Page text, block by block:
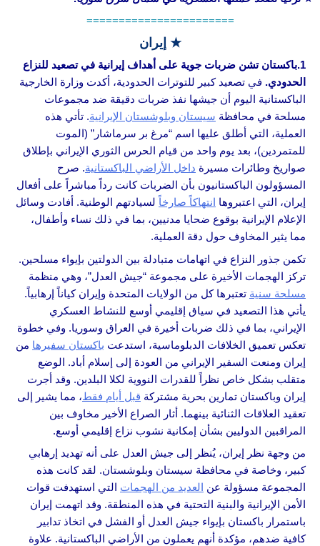
=======================
★ إيران
1.باكستان تشن ضربات جوية على أهداف إيرانية في تصعيد للنزاع
الحدودي. في تصعيد كبير للتوترات الحدودية، أكدت وزارة الخارجية
الباكستانية اليوم أن جيشها نفذ ضربات دقيقة ضد مجموعات
مسلحة في محافظة سيستان وبلوشستان الإيرانية. تأتي هذه
العملية، التي أطلق عليها اسم “مرغ بر سرماشار” (الموت
للمتمردين)، بعد يوم واحد من قيام الحرس الثوري الإيراني بإطلاق
صواريخ وطائرات مسيرة داخل الأراضي الباكستانية. صرح
المسؤولون الباكستانيون بأن الضربات كانت رداً مباشراً على أفعال
إيران، التي اعتبروها انتهاكاً صارخاً لسيادتهم الوطنية. أفادت وسائل
الإعلام الإيرانية بوقوع ضحايا مدنيين، بما في ذلك نساء وأطفال،
مما يثير المخاوف حول دقة العملية.
تكمن جذور النزاع في اتهامات متبادلة بين الدولتين بإيواء مسلحين.
تركز الهجمات الأخيرة على مجموعة “جيش العدل”، وهي منظمة
مسلحة سنية تعتبرها كل من الولايات المتحدة وإيران كياناً إرهابياً.
يأتي هذا التصعيد في سياق إقليمي أوسع للنشاط العسكري
الإيراني، بما في ذلك ضربات أخيرة في العراق وسوريا. وفي خطوة
تعكس تعميق الخلافات الدبلوماسية، استدعت باكستان سفيرها من
إيران ومنعت السفير الإيراني من العودة إلى إسلام أباد. الوضع
متقلب بشكل خاص نظراً للقدرات النووية لكلا البلدين. وقد أجرت
إيران وباكستان تمارين بحرية مشتركة قبل أيام فقط، مما يشير إلى
تعقيد العلاقات الثنائية بينهما. أثار الصراع الأخير مخاوف بين
المراقبين الدوليين بشأن إمكانية نشوب نزاع إقليمي أوسع.
من وجهة نظر إيران، يُنظر إلى جيش العدل على أنه تهديد إرهابي
كبير، وخاصة في محافظة سيستان وبلوشستان. لقد كانت هذه
المجموعة مسؤولة عن العديد من الهجمات التي استهدفت قوات
الأمن الإيرانية والبنية التحتية في هذه المنطقة. وقد اتهمت إيران
باستمرار باكستان بإيواء جيش العدل أو الفشل في اتخاذ تدابير
كافية ضدهم، مؤكدة أنهم يعملون من الأراضي الباكستانية. علاوة